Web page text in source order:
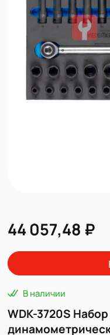
44 057,48 ₽
В наличии
WDK-3720S